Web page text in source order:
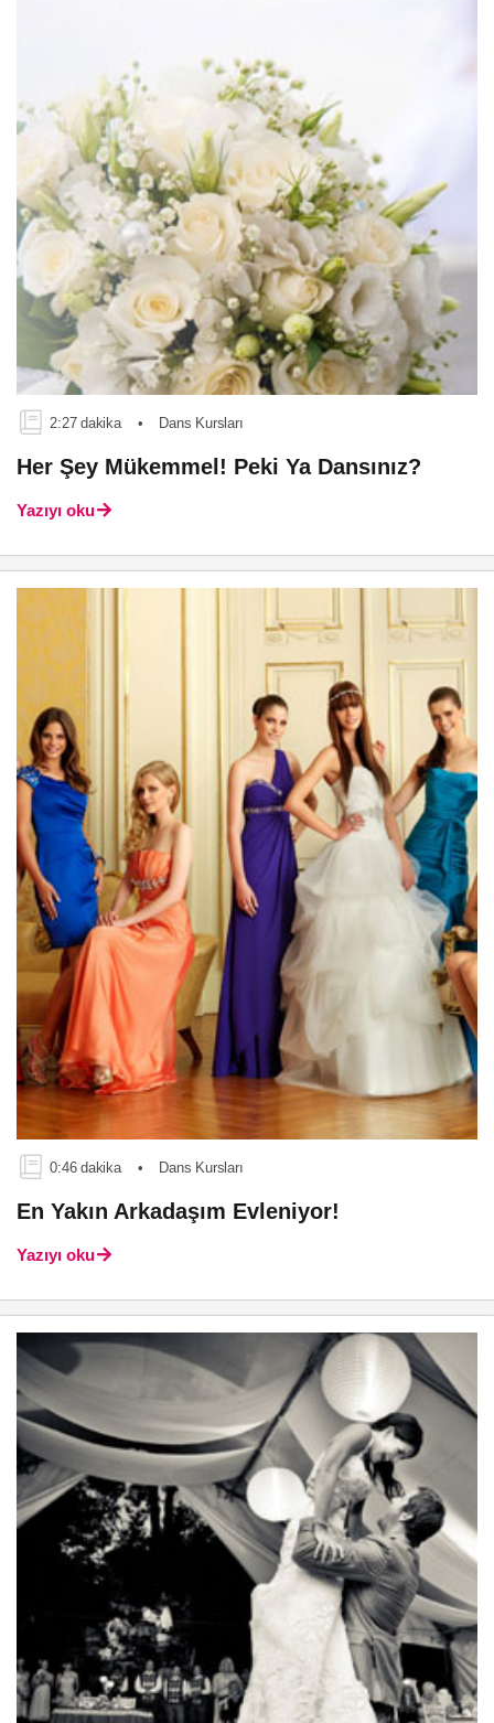
2:27 dakika • Dans Kursları
Her Şey Mükemmel! Peki Ya Dansınız?
Yazıyı oku
0:46 dakika • Dans Kursları
En Yakın Arkadaşım Evleniyor!
Yazıyı oku